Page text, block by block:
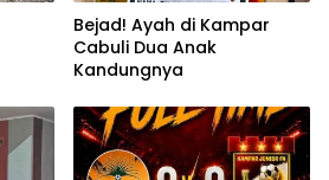
Bejad! Ayah di Kampar
Cabuli Dua Anak
Kandungnya